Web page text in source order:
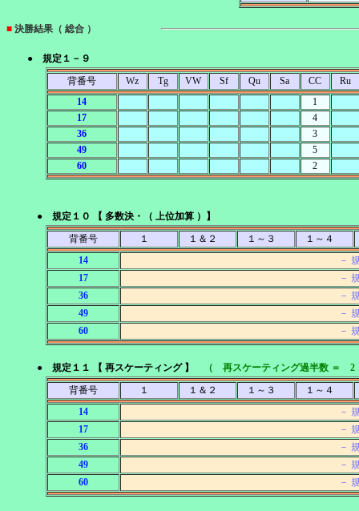
■ 決勝結果（ 総合 ）
● 規定１－９
背番号
Wz Tg VW Sf Qu Sa CC
Ru
14
1
17
4
36
3
49
5
60
2
● 規定１０ 【 多数決・（ 上位加算 ）】
背番号
１ １＆２ １～３
１～４
14
－
17
－
36
－
49
－
60
－
● 規定１１ 【 再スケーティング 】
（ 再スケーティング過半数 ＝
背番号
１ １＆２ １～３
１～４
14
－
17
－
36
－
49
－
60
－